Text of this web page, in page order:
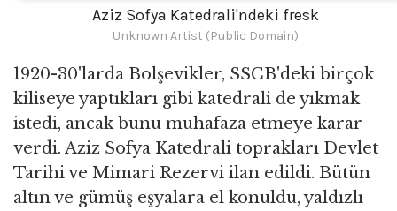
Aziz Sofya Katedrali'ndeki fresk
Unknown Artist (Public Domain)
1920-30'larda Bolşevikler, SSCB'deki birçok
kiliseye yaptıkları gibi katedrali de yıkmak
istedi, ancak bunu muhafaza etmeye karar
verdi. Aziz Sofya Katedrali toprakları Devlet
Tarihi ve Mimari Rezervi ilan edildi. Bütün
altın ve gümüş eşyalara el konuldu, yaldızlı